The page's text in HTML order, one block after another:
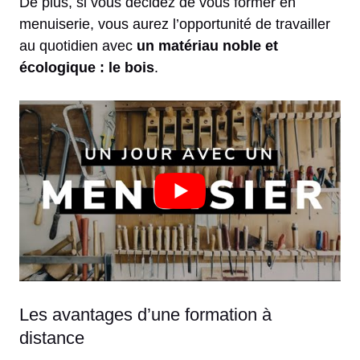
menuiserie, vous aurez l’opportunité de travailler
au quotidien avec un matériau noble et
écologique : le bois.
Les avantages d’une formation à
distance